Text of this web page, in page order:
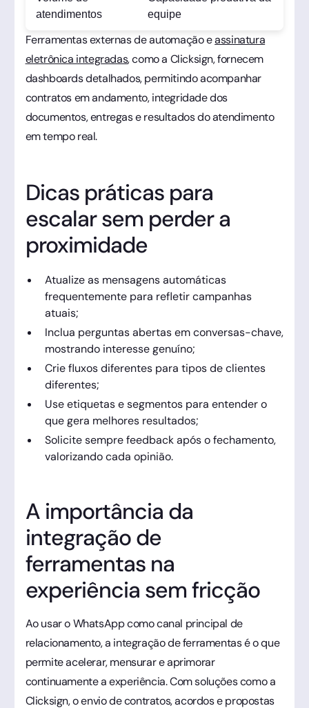
atendimentos
equipe
Ferramentas externas de automação eassinatura
eletrônica integradas, como a Clicksign, fornecem
dashboards detalhados, permitindo acompanhar
contratos em andamento, integridade dos
documentos, entregas e resultados do atendimento
em tempo real.
Dicas práticas para
escalar sem perder a
proximidade
Atualize as mensagens automáticas
frequentemente para refletir campanhas
atuais;
Inclua perguntas abertas em conversas-chave,
mostrando interesse genuíno;
Crie fluxos diferentes para tipos de clientes
diferentes;
Use etiquetas e segmentos para entender o
que gera melhores resultados;
Solicite sempre feedback após o fechamento,
valorizando cada opinião.
A importância da
integração de
ferramentas na
experiência sem fricção
Ao usar o WhatsApp como canal principal de
relacionamento, a integração de ferramentas é o que
permite acelerar, mensurar e aprimorar
continuamente a experiência. Com soluções como a
Clicksign, o envio de contratos, acordos e propostas